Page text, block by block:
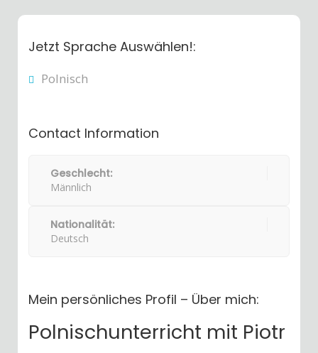
Jetzt Sprache Auswählen!:
Polnisch
Contact Information
Geschlecht:
Männlich
Nationalität:
Deutsch
Mein persönliches Profil – Über mich:
Polnischunterricht mit Piotr